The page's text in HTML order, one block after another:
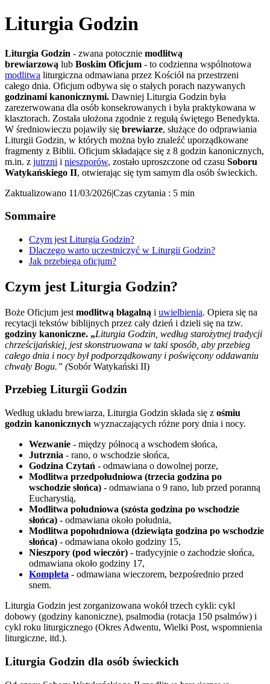
Liturgia Godzin
Liturgia Godzin - zwana potocznie modlitwą
brewiarzową lub Boskim Oficjum - to codzienna wspólnotowa
modlitwa liturgiczna odmawiana przez Kościół na przestrzeni
całego dnia. Oficjum odbywa się o stałych porach nazywanych
godzinami kanonicznymi. Dawniej Liturgia Godzin była
zarezerwowana dla osób konsekrowanych i była praktykowana w
klasztorach. Została ułożona zgodnie z regułą świętego Benedykta.
W średniowieczu pojawiły się brewiarze, służące do odprawiania
Liturgii Godzin, w których można było znaleźć uporządkowane
fragmenty z Biblii. Oficjum składające się z 8 godzin kanonicznych,
m.in. z jutrzni i nieszporów, zostało uproszczone od czasu Soboru
Watykańskiego II, otwierając się tym samym dla osób świeckich.
Zaktualizowano 11/03/2026|Czas czytania : 5 min
Sommaire
Czym jest Liturgia Godzin?
Dlaczego warto uczestniczyć w Liturgii Godzin?
Jak przebiega oficjum?
Czym jest Liturgia Godzin?
Boże Oficjum jest modlitwą błagalną i uwielbienia. Opiera się na
recytacji tekstów biblijnych przez cały dzień i dzieli się na tzw.
godziny kanoniczne. „Liturgia Godzin, według starożytnej tradycji
chrześcijańskiej, jest skonstruowana w taki sposób, aby przebieg
całego dnia i nocy był podporządkowany i poświęcony oddawaniu
chwały Bogu.” (Sobór Watykański II)
Przebieg Liturgii Godzin
Według układu brewiarza, Liturgia Godzin składa się z ośmiu
godzin kanonicznych wyznaczających różne pory dnia i nocy.
Wezwanie - między północą a wschodem słońca,
Jutrznia - rano, o wschodzie słońca,
Godzina Czytań - odmawiana o dowolnej porze,
Modlitwa przedpołudniowa (trzecia godzina po
wschodzie słońca) - odmawiana o 9 rano, lub przed poranną
Eucharystią,
Modlitwa południowa (szósta godzina po wschodzie
słońca) - odmawiana około południa,
Modlitwa popołudniowa (dziewiąta godzina po wschodzie
słońca) - odmawiana około godziny 15,
Nieszpory (pod wieczór) - tradycyjnie o zachodzie słońca,
odmawiana około godziny 17,
Kompleta - odmawiana wieczorem, bezpośrednio przed
snem.
Liturgia Godzin jest zorganizowana wokół trzech cykli: cykl
dobowy (godziny kanoniczne), psalmodia (rotacja 150 psalmów) i
cykl roku liturgicznego (Okres Adwentu, Wielki Post, wspomnienia
liturgiczne, itd.).
Liturgia Godzin dla osób świeckich